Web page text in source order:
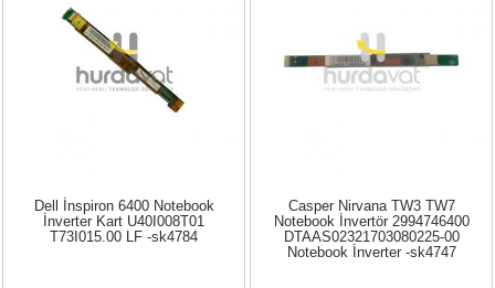
Dell İnspiron 6400 Notebook
İnverter Kart U40I008T01
T73I015.00 LF -sk4784
Casper Nirvana TW3 TW7
Notebook İnvertör 2994746400
DTAAS02321703080225-00
Notebook İnverter -sk4747